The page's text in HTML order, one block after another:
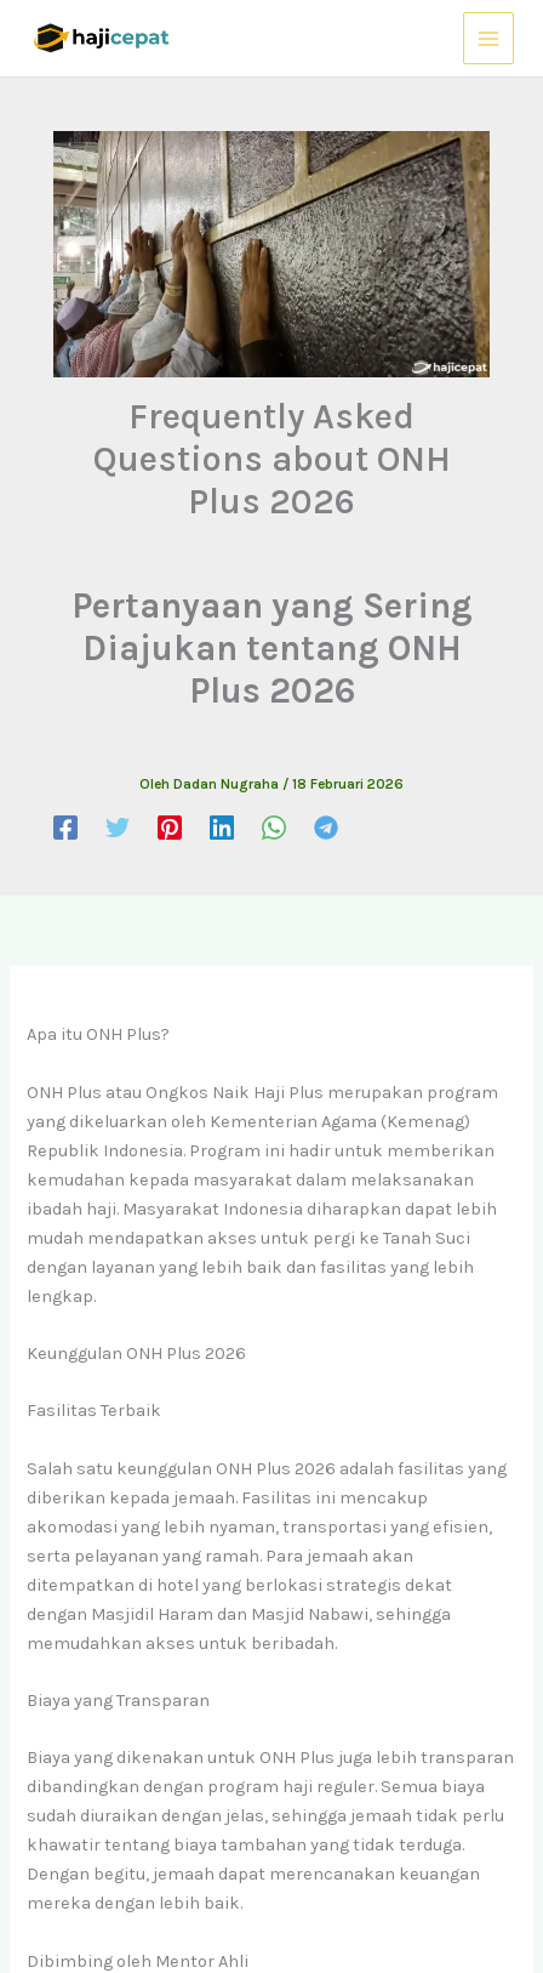
Frequently Asked
Questions about ONH
Plus 2026
Pertanyaan yang Sering
Diajukan tentang ONH
Plus 2026
Oleh Dadan Nugraha / 18 Februari 2026
Apa itu ONH Plus?
ONH Plus atau Ongkos Naik Haji Plus merupakan program
yang dikeluarkan oleh Kementerian Agama (Kemenag)
Republik Indonesia. Program ini hadir untuk memberikan
kemudahan kepada masyarakat dalam melaksanakan
ibadah haji. Masyarakat Indonesia diharapkan dapat lebih
mudah mendapatkan akses untuk pergi ke Tanah Suci
dengan layanan yang lebih baik dan fasilitas yang lebih
lengkap.
Keunggulan ONH Plus 2026
Fasilitas Terbaik
Salah satu keunggulan ONH Plus 2026 adalah fasilitas yang
diberikan kepada jemaah. Fasilitas ini mencakup
akomodasi yang lebih nyaman, transportasi yang efisien,
serta pelayanan yang ramah. Para jemaah akan
ditempatkan di hotel yang berlokasi strategis dekat
dengan Masjidil Haram dan Masjid Nabawi, sehingga
memudahkan akses untuk beribadah.
Biaya yang Transparan
Biaya yang dikenakan untuk ONH Plus juga lebih transparan
dibandingkan dengan program haji reguler. Semua biaya
sudah diuraikan dengan jelas, sehingga jemaah tidak perlu
khawatir tentang biaya tambahan yang tidak terduga.
Dengan begitu, jemaah dapat merencanakan keuangan
mereka dengan lebih baik.
Dibimbing oleh Mentor Ahli